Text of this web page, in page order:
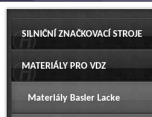
SILNIČNÍ ZNAČKOVACÍ STROJE
MATERIÁLY PRO VDZ
Materiály Basler Lacke